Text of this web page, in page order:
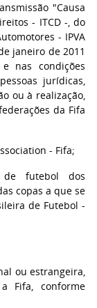
"Causa
- ITCD -, do
- IPVA
janeiro de 2011
nas condições
jurídicas,
ou à realização,
da Fifa
- Fifa;
de futebol dos
copas a que se
de Futebol -
ou estrangeira,
Fifa, conforme